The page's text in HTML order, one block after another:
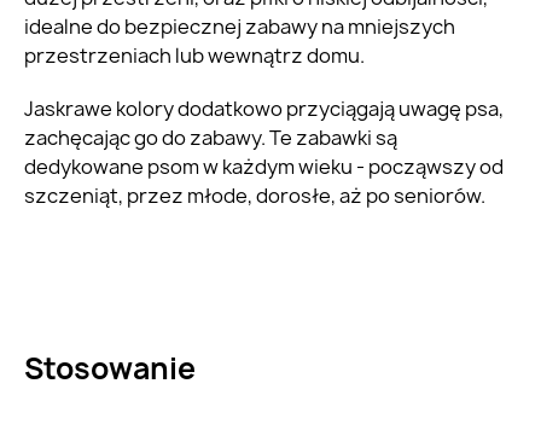
idealne do bezpiecznej zabawy na mniejszych
przestrzeniach lub wewnątrz domu.
Jaskrawe kolory dodatkowo przyciągają uwagę psa,
zachęcając go do zabawy. Te zabawki są
dedykowane psom w każdym wieku - począwszy od
szczeniąt, przez młode, dorosłe, aż po seniorów.
Stosowanie